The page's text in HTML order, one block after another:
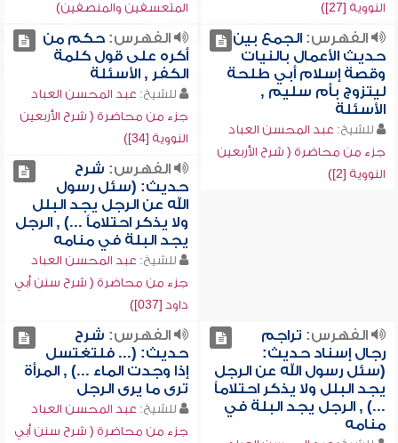
النووية [27])
المتعسفين والمنصفين)
الفهرس:الجمع بين
حديث الأعمال بالنيات
وقصة إسلام أبي طلحة
ليتزوج بأم سليم ,
الأسئلة
للشيخ: عبد المحسن العباد
جزء من محاضرة ( شرح الأربعين
النووية [2])
الفهرس:حكم من
أكره على قول كلمة
الكفر , الأسئلة
للشيخ: عبد المحسن العباد
جزء من محاضرة ( شرح الأربعين
النووية [34])
الفهرس: شرح
حديث: (سئل رسول
الله عن الرجل يجد البلل
ولا يذكر احتلاماً ...) , الرجل
يجد البلة في منامه
للشيخ: عبد المحسن العباد
جزء من محاضرة ( شرح سنن أبي
داود [037])
الفهرس: تراجم
رجال إسناد حديث:
(سئل رسول الله عن الرجل
يجد البلل ولا يذكر احتلاماً
...) , الرجل يجد البلة في
منامه
الفهرس: شرح
حديث: (... فلتغتسل
إذا وجدت الماء ...) , المرأة
ترى ما يرى الرجل
للشيخ: عبد المحسن العباد
جزء من محاضرة ( شرح سنن أبي